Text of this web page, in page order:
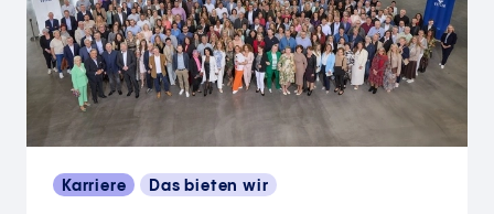
Karriere Das bieten wir